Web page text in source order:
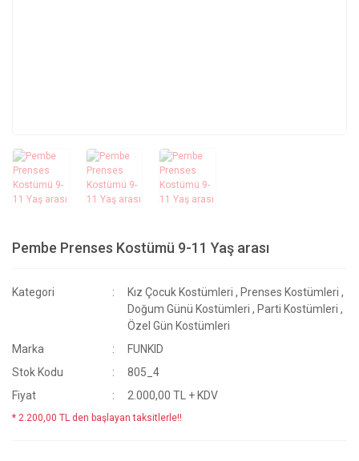
Pembe Prenses Kostümü 9-11 Yaş arası
Kategori Kız Çocuk Kostümleri , Prenses Kostümleri ,
Doğum Günü Kostümleri , Parti Kostümleri ,
Özel Gün Kostümleri
Marka
FUNKID
Stok Kodu
805_4
Fiyat
2.000,00 TL + KDV
* 2.200,00 TL den başlayan taksitlerle!!